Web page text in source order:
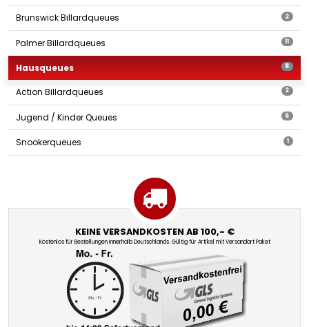
Brunswick Billardqueues 2
Palmer Billardqueues 11
Hausqueues 8
Action Billardqueues 2
Jugend / Kinder Queues 6
Snookerqueues 1
KEINE VERSANDKOSTEN AB 100,- €
Kostenlos für Bestellungen innerhalb Deutschlands. Gültig für Artikel mit Versandart Paket